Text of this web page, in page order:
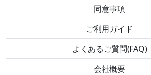
同意事項
ご利用ガイド
よくあるご質問(FAQ)
会社概要